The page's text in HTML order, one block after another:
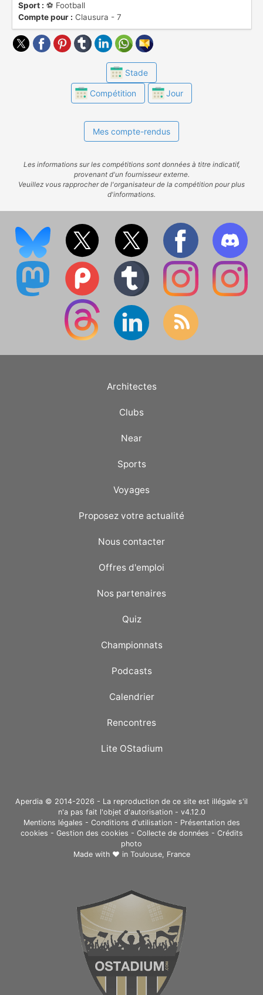
Sport : ⚽️ Football
Compte pour : Clausura - 7
Stade
Compétition Jour
Mes compte-rendus
Les informations sur les compétitions sont données à titre indicatif,
provenant d'un fournisseur externe.
Veuillez vous rapprocher de l'organisateur de la compétition pour plus
d'informations.
Architectes
Clubs
Near
Sports
Voyages
Proposez votre actualité
Nous contacter
Offres d'emploi
Nos partenaires
Quiz
Championnats
Podcasts
Calendrier
Rencontres
Lite OStadium
Aperdia © 2014-2026 - La reproduction de ce site est illégale s'il
n'a pas fait l'objet d'autorisation - v4.12.0
Mentions légales - Conditions d'utilisation- Présentation des
cookies - Gestion des cookies - Collecte de données - Crédits
photo
Made with ❤ in Toulouse, France